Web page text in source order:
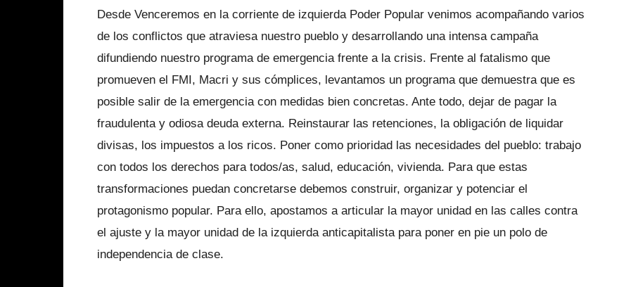
Desde Venceremos en la corriente de izquierda Poder Popular venimos acompañando varios
de los conflictos que atraviesa nuestro pueblo y desarrollando una intensa campaña
difundiendo nuestro programa de emergencia frente a la crisis. Frente al fatalismo que
promueven el FMI, Macri y sus cómplices, levantamos un programa que demuestra que es
posible salir de la emergencia con medidas bien concretas. Ante todo, dejar de pagar la
fraudulenta y odiosa deuda externa. Reinstaurar las retenciones, la obligación de liquidar
divisas, los impuestos a los ricos. Poner como prioridad las necesidades del pueblo: trabajo
con todos los derechos para todos/as, salud, educación, vivienda. Para que estas
transformaciones puedan concretarse debemos construir, organizar y potenciar el
protagonismo popular. Para ello, apostamos a articular la mayor unidad en las calles contra
el ajuste y la mayor unidad de la izquierda anticapitalista para poner en pie un polo de
independencia de clase.